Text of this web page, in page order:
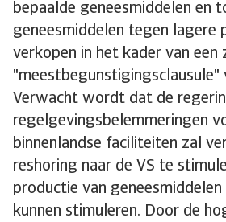
bepaalde geneesmiddelen en
geneesmiddelen tegen lagere
verkopen in het kader van een
"meestbegunstigingsclausule"
Verwacht wordt dat de
regelgevingsbelemmeringen
binnenlandse faciliteiten zal
reshoring naar de VS te
productie van geneesmiddelen
kunnen stimuleren. Door de